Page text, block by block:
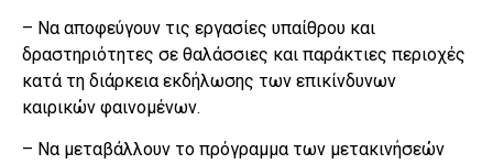
– Να αποφεύγουν τις εργασίες υπαίθρου και
δραστηριότητες σε θαλάσσιες και παράκτιες περιοχές
κατά τη διάρκεια εκδήλωσης των επικίνδυνων
καιρικών φαινομένων.
– Να μεταβάλλουν το πρόγραμμα των μετακινήσεών